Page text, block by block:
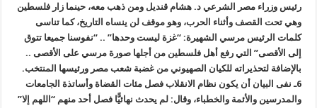
رئيس وزراء مصر الشرعي د. هشام قنديل ومن ذهب معه، حينما زار فلسطين
وهي تحت القصف وأثناء الحرب، وهو موقف لن ينساه التاريخ، كما تناسى
كلمات الرئيس مرسي الشهيرة: “غزة ليست وحدها” .. “نفوسنا جميعا تتوق
إلى الأقصى” التي رفع أهل فلسطين من أجلها صورة مرسي على الأقصى ..
بالإضافة لتحذيراته للكيان الصهيوني من غضبة شعب مصر ورئيسها المنتخب.
6ـ نفى البيان أن يكون نظام الانقلاب فصل مئات القضاة وأساتذة الجامعات
والمدرسين والأئمة والخطباء، وقال: لم يحدث نهائيًّا فصل أحد منهم “اللهم إلا”